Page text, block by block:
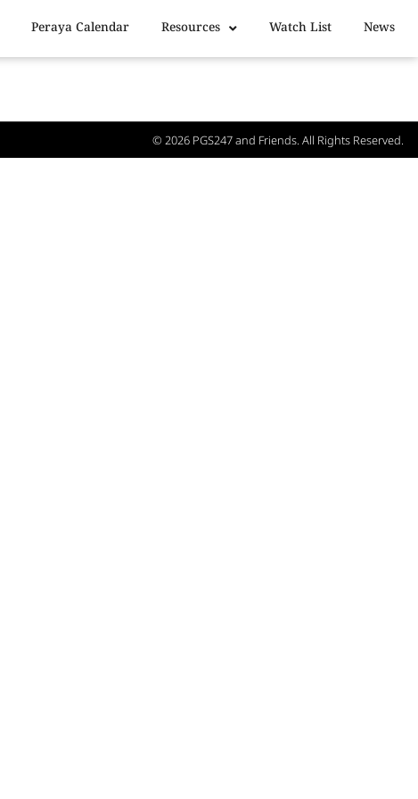
Peraya Calendar Resources Watch List News
© 2026 PGS247and Friends. All Rights Reserved.